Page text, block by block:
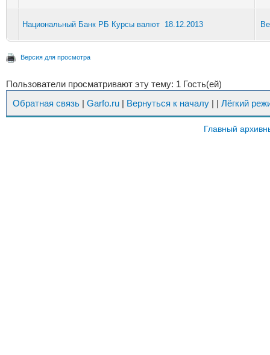
Национальный Банк РБ Курсы валют 18.12.2013
Версия для просмотра
Пользователи просматривают эту тему: 1 Гость(ей)
Обратная связь | Garfo.ru | Вернуться к началу | | Лёгкий
Главный